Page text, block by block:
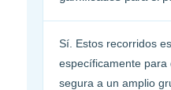
Sí. Estos recorridos
específicamente para
segura a un amplio